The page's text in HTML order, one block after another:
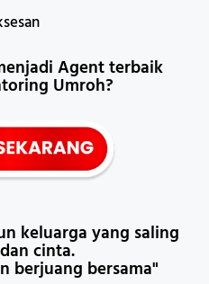
Agent terbaik
Umroh?
keluarga yang saling
cinta.
berjuang bersama"